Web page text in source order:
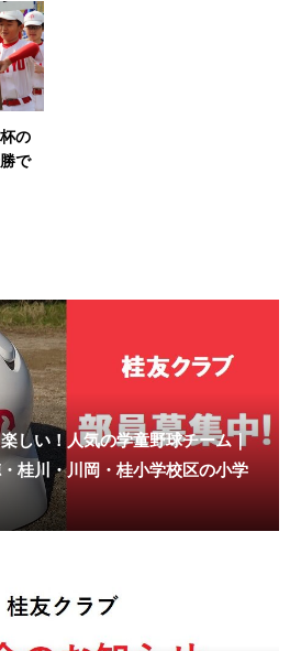
の
で
しい！人気の学童野球チーム｜
桂川・川岡・桂小学校区の小学